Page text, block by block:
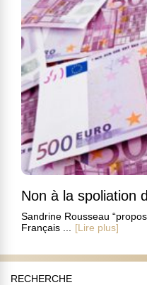
Non à la spoliation
Sandrine Rousseau
Français ...
[Lire plus]
RECHERCHE